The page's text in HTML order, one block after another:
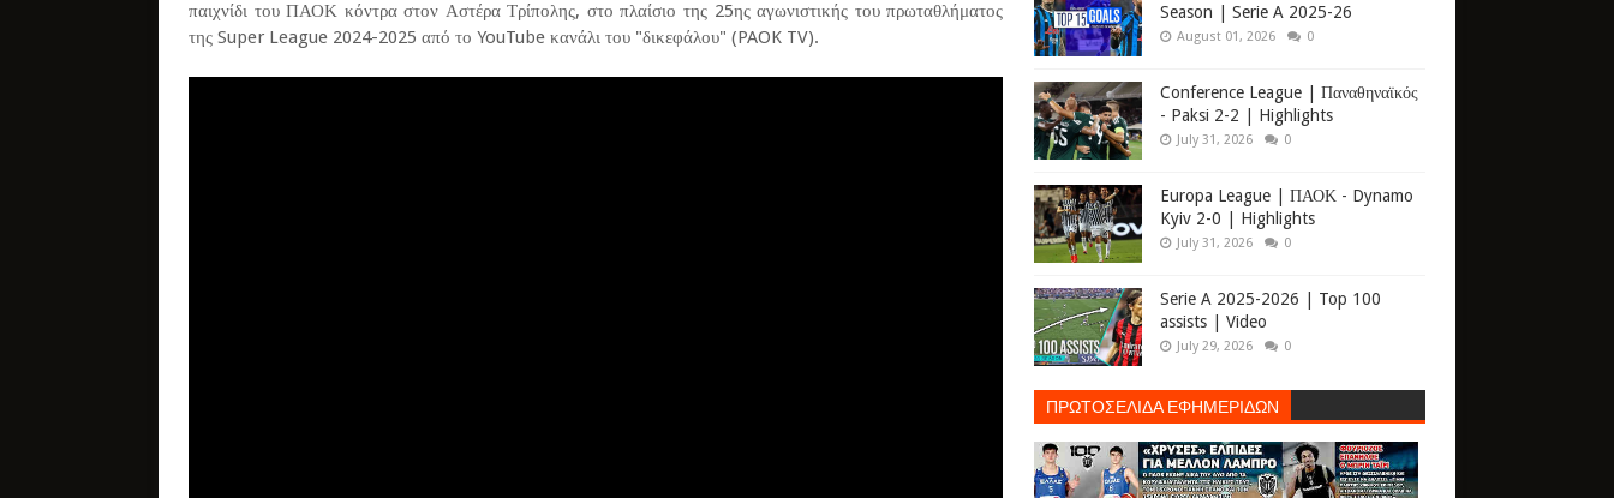
παιχνίδι του ΠΑΟΚ κόντρα στον Αστέρα Τρίπολης, στο πλαίσιο της 25ης αγωνιστικής του πρωταθλήματος
της Super League 2024-2025 από το YouTube κανάλι του "δικεφάλου" (PAOK TV).
Season | Serie A 2025-26
August 01, 2026 0
Conference League | Παναθηναϊκός
- Paksi 2-2 | Highlights
July 31, 2026 0
Europa League | ΠΑΟΚ - Dynamo
Kyiv 2-0 | Highlights
July 31, 2026 0
Serie A 2025-2026 | Top 100
assists | Video
July 29, 2026 0
ΠΡΩΤΟΣΕΛΙΔΑ ΕΦΗΜΕΡΙΔΩΝ